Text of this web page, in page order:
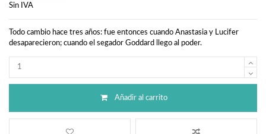
Sin IVA
Todo cambio hace tres años: fue entonces cuando Anastasia y Lucifer
desaparecieron; cuando el segador Goddard llego al poder.
Añadir al carrito